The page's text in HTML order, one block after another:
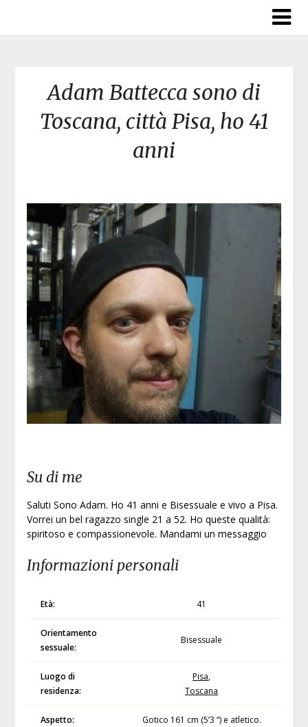
Adam Battecca sono di
Toscana, città Pisa, ho 41
anni
Su di me
Saluti Sono Adam. Ho 41 anni e Bisessuale e vivo a Pisa.
Vorrei un bel ragazzo single 21 a 52. Ho queste qualità:
spiritoso e compassionevole. Mandami un messaggio
Informazioni personali
Età: 41
Orientamento
sessuale:
Bisessuale
Luogo di
residenza:
Pisa,
Toscana
Aspetto: Gotico 161 cm (5’3 “) e atletico.